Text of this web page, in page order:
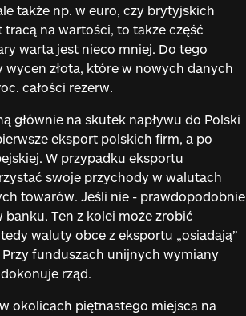
także np. w euro, czy brytyjskich
na wartości, to także część
warta jest nieco mniej. Do tego
złota, które w nowych danych
całości rezerw.
głównie na skutek napływu do Polski
eksport polskich firm, a po
W przypadku eksportu
swoje przychody w walutach
towarów. Jeśli nie - prawdopodobnie
Ten z kolei może zrobić
waluty obce z eksportu „osiadają”
funduszach unijnych wymiany
rząd.
okolicach piętnastego miejsca na